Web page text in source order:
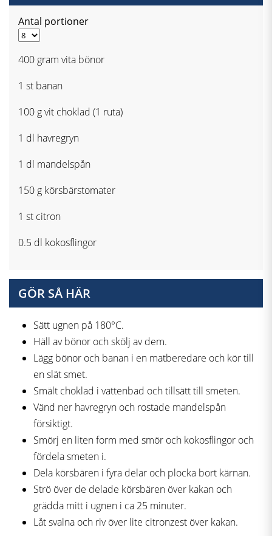
Antal portioner
400 gram vita bönor
1 st banan
100 g vit choklad (1 ruta)
1 dl havregryn
1 dl mandelspån
150 g körsbärstomater
1 st citron
0.5 dl kokosflingor
GÖR SÅ HÄR
Sätt ugnen på 180°C.
Häll av bönor och skölj av dem.
Lägg bönor och banan i en matberedare och kör till
en slät smet.
Smält choklad i vattenbad och tillsätt till smeten.
Vänd ner havregryn och rostade mandelspån
försiktigt.
Smörj en liten form med smör och kokosflingor och
fördela smeten i.
Dela körsbären i fyra delar och plocka bort kärnan.
Strö över de delade körsbären över kakan och
grädda mitt i ugnen i ca 25 minuter.
Låt svalna och riv över lite citronzest över kakan.